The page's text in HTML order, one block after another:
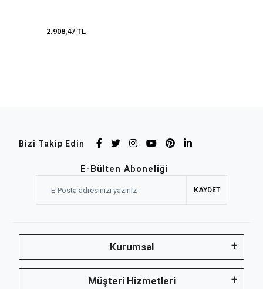
2.908,47 TL
Bizi Takip Edin
E-Bülten Aboneliği
KAYDET
Kurumsal
Müşteri Hizmetleri